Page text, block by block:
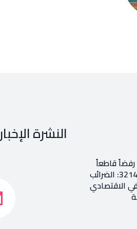
قاطعاً
إعادة طرح المرسوم 3214: الضرائب
الاقتصادي
النشرة